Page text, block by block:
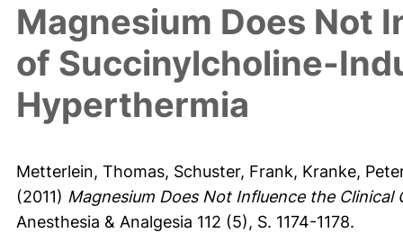
Magnesium Does Not
of Succinylcholine-
Hyperthermia
Metterlein, Thomas, Schuster, Frank, Kranke,
(2011) Magnesium Does Not Influence the
Anesthesia & Analgesia 112 (5), S. 1174-1178.